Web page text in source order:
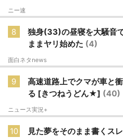
ニー速
8
独身(33)の昼寝を大騒音
ままヤリ始めた (4)
面白ネタnews
9
高速道路上でクマが車と
る [きつねうどん★] (40)
ニュース実況+
10 見た夢をそのまま書くス